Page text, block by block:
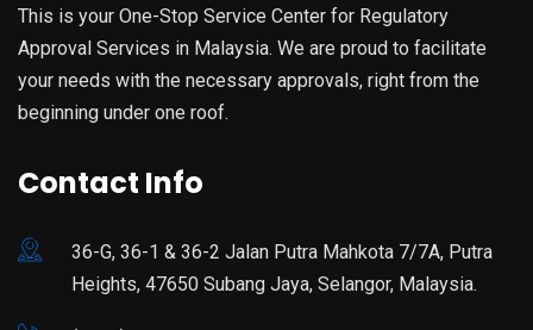
This is your One-Stop Service Center for Regulatory
Approval Services in Malaysia. We are proud to facilitate
your needs with the necessary approvals, right from the
beginning under one roof.
Contact Info
36-G, 36-1 & 36-2 Jalan Putra Mahkota 7/7A, Putra
Heights, 47650 Subang Jaya, Selangor, Malaysia.